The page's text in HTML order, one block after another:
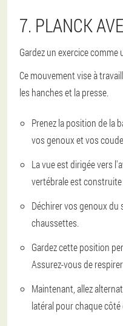
7. PLANCK
Gardez un exercice comme
Ce mouvement vise à
les hanches et la presse.
Prenez la position de la
vos genoux et vos
La vue est dirigée vers
vertébrale est
Déchirer vos genoux
chaussettes.
Gardez cette position
Assurez-vous de
Maintenant, allez
latéral pour chaque